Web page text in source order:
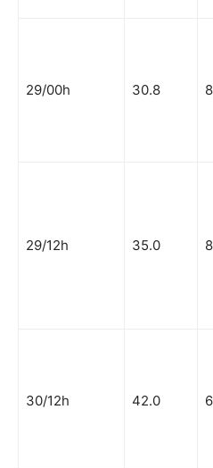
29/00h 30.8
29/12h 35.0
30/12h 42.0